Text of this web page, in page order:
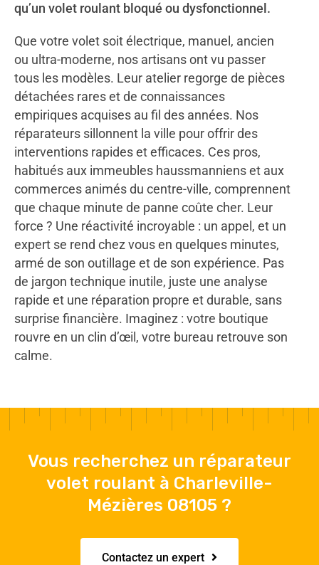
qu’un volet roulant bloqué ou dysfonctionnel.
Que votre volet soit électrique, manuel, ancien
ou ultra-moderne, nos artisans ont vu passer
tous les modèles. Leur atelier regorge de pièces
détachées rares et de connaissances
empiriques acquises au fil des années. Nos
réparateurs sillonnent la ville pour offrir des
interventions rapides et efficaces. Ces pros,
habitués aux immeubles haussmanniens et aux
commerces animés du centre-ville, comprennent
que chaque minute de panne coûte cher. Leur
force ? Une réactivité incroyable : un appel, et un
expert se rend chez vous en quelques minutes,
armé de son outillage et de son expérience. Pas
de jargon technique inutile, juste une analyse
rapide et une réparation propre et durable, sans
surprise financière. Imaginez : votre boutique
rouvre en un clin d’œil, votre bureau retrouve son
calme.
Vous recherchez un réparateur
volet roulant à Charleville-
Mézières 08105 ?
Contactez un expert